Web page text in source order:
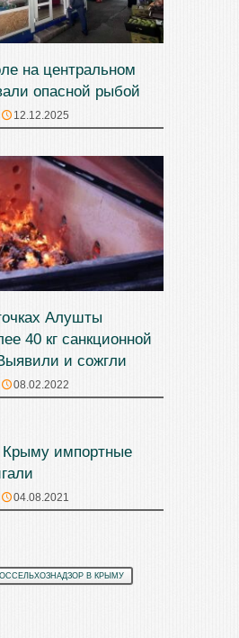
на центральном
опасной рыбой
12.12.2025
Алушты
40 кг санкционной
и сожгли
08.02.2022
Крыму импортные
04.08.2021
В КРЫМУ